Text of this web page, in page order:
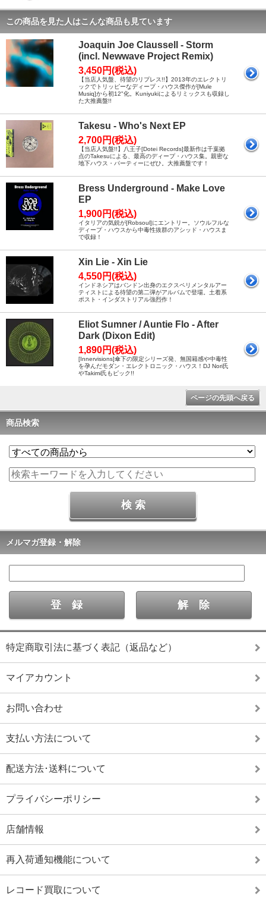
この商品を見た人はこんな商品も見ています
Joaquin Joe Claussell - Storm
(incl. Newwave Project Remix)
3,450円(税込)
【当店人気盤、待望のリプレス!!】2013年のエレクトリ
ックでトリッピーなディープ・ハウス傑作が[Mule
Musiq]から初12"化。Kuniyukiによるリミックスも収録し
た大推薦盤!!
Takesu - Who's Next EP
2,700円(税込)
【当店人気盤!!】八王子[Dotei Records]最新作は千葉拠
点のTakesuによる、最高のディープ・ハウス集。親密な
地下ハウス・パーティーにぜひ。大推薦盤です！
Bress Underground - Make Love
EP
1,900円(税込)
イタリアの気鋭が[Robsoul]にエントリー。ソウルフルな
ディープ・ハウスから中毒性抜群のアシッド・ハウスま
で収録！
Xin Lie - Xin Lie
4,550円(税込)
インドネシアはバンドン出身のエクスペリメンタルアー
ティストによる待望の第二弾がアルバムで登場。土着系
ポスト・インダストリアル強烈作！
Eliot Sumner / Auntie Flo - After
Dark (Dixon Edit)
1,890円(税込)
[Innervisions]傘下の限定シリーズ発、無国籍感や中毒性
を孕んだモダン・エレクトロニック・ハウス！DJ Nori氏
やTakimi氏もピック!!
ページの先頭へ戻る
商品検索
メルマガ登録・解除
特定商取引法に基づく表記（返品など）
マイアカウント
お問い合わせ
支払い方法について
配送方法･送料について
プライバシーポリシー
店舗情報
再入荷通知機能について
レコード買取について